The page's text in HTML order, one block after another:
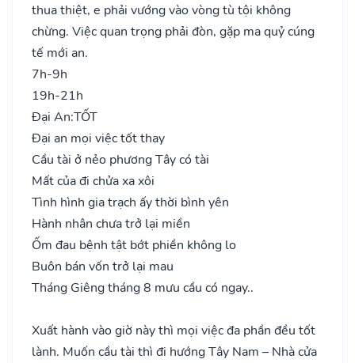
thua thiệt, e phải vướng vào vòng tù tội không
chừng. Việc quan trọng phải đòn, gặp ma quỷ cúng
tế mới an.
7h-9h
19h-21h
Đại An:TỐT
Đại an mọi việc tốt thay
Cầu tài ở nẻo phương Tây có tài
Mất của đi chửa xa xôi
Tình hình gia trạch ấy thời bình yên
Hành nhân chưa trở lại miền
Ốm đau bệnh tật bớt phiền không lo
Buôn bán vốn trở lại mau
Tháng Giêng tháng 8 mưu cầu có ngay..
Xuất hành vào giờ này thì mọi việc đa phần đều tốt
lành. Muốn cầu tài thì đi hướng Tây Nam – Nhà cửa